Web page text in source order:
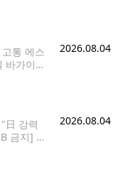
통 에스
바가이
2026.08.04
日 강력
금지] 스
2026.08.04